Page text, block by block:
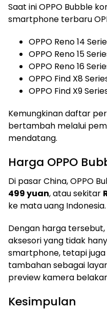
Saat ini OPPO Bubble
smartphone terbaru
OPPO Reno 14
OPPO Reno 15
OPPO Reno 16
OPPO Find X8
OPPO Find X9
Kemungkinan daftar
bertambah melalui
mendatang.
Harga OPPO
Di pasar China, OPPO
499 yuan, atau sekitar
ke mata uang Indonesia.
Dengan harga
aksesori yang tidak
smartphone, tetapi
tambahan sebagai
preview kamera
Kesimpulan